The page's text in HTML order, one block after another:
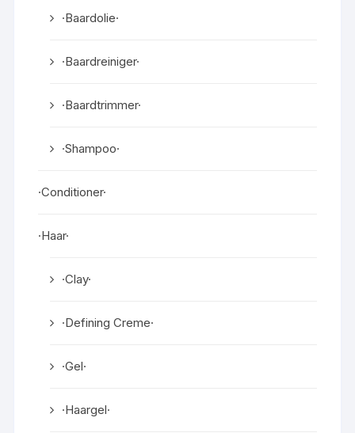
·Baardolie·
·Baardreiniger·
·Baardtrimmer·
·Shampoo·
·Conditioner·
·Haar·
·Clay·
·Defining Creme·
·Gel·
·Haargel·